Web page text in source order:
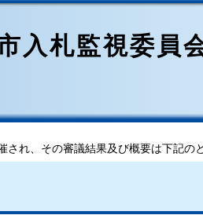
入札監視委員
れ、その審議結果及び概要は下記の